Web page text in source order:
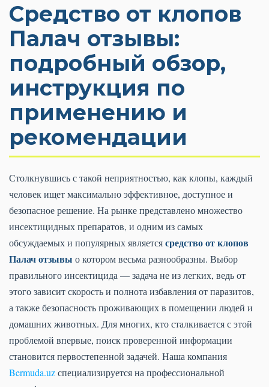
Средство от клопов
Палач отзывы:
подробный обзор,
инструкция по
применению и
рекомендации
Столкнувшись с такой неприятностью, как клопы, каждый
человек ищет максимально эффективное, доступное и
безопасное решение. На рынке представлено множество
инсектицидных препаратов, и одним из самых
обсуждаемых и популярных являетсясредство от клопов
Палач отзывы о котором весьма разнообразны. Выбор
правильного инсектицида — задача не из легких, ведь от
этого зависит скорость и полнота избавления от паразитов,
а также безопасность проживающих в помещении людей и
домашних животных. Для многих, кто сталкивается с этой
проблемой впервые, поиск проверенной информации
становится первостепенной задачей. Наша компания
Bermuda.uzспециализируется на профессиональной